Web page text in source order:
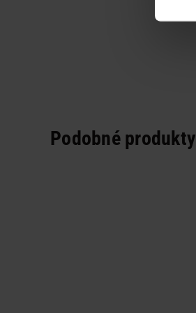
Podobné produkty